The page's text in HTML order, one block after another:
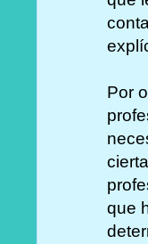
Por
que